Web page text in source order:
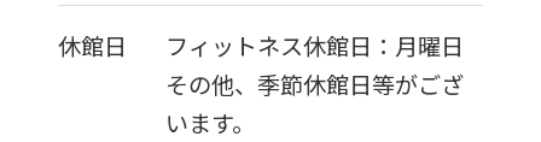
休館日
フィットネス休館日：月曜日
その他、季節休館日等がござ
います。